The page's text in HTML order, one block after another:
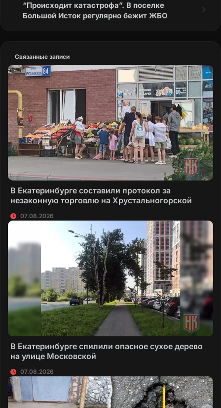
“Происходит катастрофа”. В поселке
Большой Исток регулярно бежит ЖБО
Связанные записи
В Екатеринбурге составили протокол за
незаконную торговлю на Хрустальногорской
07.08.2026
В Екатеринбурге спилили опасное сухое дерево
на улице Московской
07.08.2026